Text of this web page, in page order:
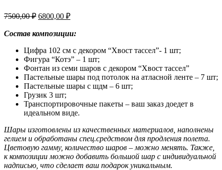
7500,00₽ Первоначальная
составляла
6800,00 ₽Текущая
6800,00 ₽.
Состав композиции:
Цифра 102 см с декором “Хвост тассел”- 1 шт;
Фигура “Котэ” – 1 шт;
Фонтан из семи шаров с декором “Хвост тассел”
Пастельные шары под потолок на атласной ленте – 7 шт;
Пастельные шары с шдм – 6 шт;
Грузик 3 шт;
Транспортировочные пакеты – ваш заказ доедет в
идеальном виде.
Шары изготовлены из качественных материалов, наполнены
гелием и обработаны спец.средством для продления полета.
Цветовую гамму, количество шаров – можно менять. Также,
к композиции можно добавить большой шар с индивидуальной
надписью, что сделает ваш подарок уникальным.